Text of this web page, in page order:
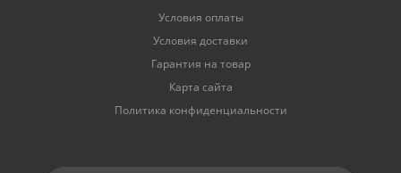
Условия оплаты
Условия доставки
Гарантия на товар
Карта сайта
Политика конфиденциальности